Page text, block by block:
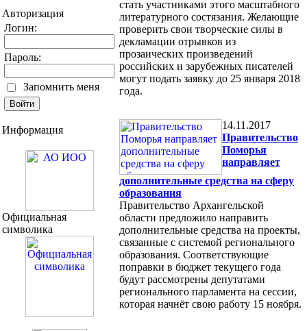
Авторизация
Логин:
Пароль:
Запомнить меня
Информация
Официальная
символика
стать участниками этого масштабного
литературного состязания. Желающие
проверить свои творческие силы в
декламации отрывков из
прозаических произведений
российских и зарубежных писателей
могут подать заявку до 25 января 2018
года.
14.11.2017
Правительство
Поморья
направляет
дополнительные средства на сферу
образования
Правительство Архангельской
области предложило направить
дополнительные средства на проекты,
связанные с системой регионального
образования. Соответствующие
поправки в бюджет текущего года
будут рассмотрены депутатами
регионального парламента на сессии,
которая начнёт свою работу 15 ноября.